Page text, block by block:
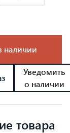
наличии
Уведомить
о наличии
товара